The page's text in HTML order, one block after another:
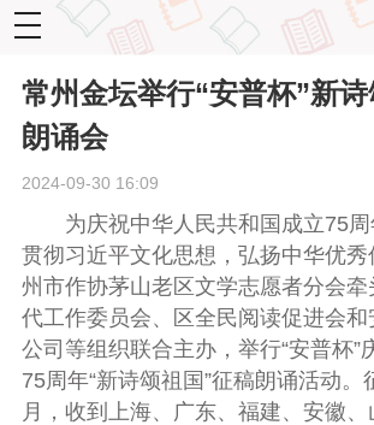
toggle
navigation
常州金坛举行“安普杯”新
朗诵会
2024-09-30 16:09
为庆祝中华人民共和国成立75周
贯彻习近平文化思想，弘扬中华优秀
州市作协茅山老区文学志愿者分会牵
代工作委员会、区全民阅读促进会和
公司等组织联合主办，举行“安普杯”
75周年“新诗颂祖国”征稿朗诵活动。
月，收到上海、广东、福建、安徽、